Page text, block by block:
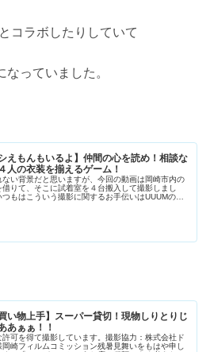
コラボしたりしていて
っていました。
シえもんもいるよ】仲間の心を読め！相談な
人の衣装を揃えるゲーム！
ない背景だと思いますが、今回の動画は岡崎市内の
借りて、そこに試着室を４台搬入して撮影しまし
つもはこういう撮影に関するお手伝いはUUUMの方
買い物上手】スーパー貸切！現物しりとりじ
あぁぁ！！
許可を得て撮影しています。撮影協力：株式会社ド
岡崎フィルムコミッション残暑見舞いをもはや申し